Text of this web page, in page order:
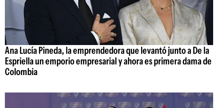
Ana Lucía Pineda, la emprendedora que levantó junto a De la
Espriella un emporio empresarial y ahora es primera dama de
Colombia